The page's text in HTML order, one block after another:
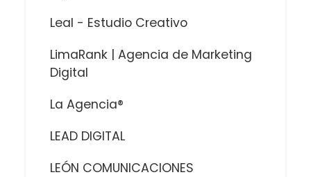
Leal - Estudio Creativo
LimaRank | Agencia de Marketing
Digital
La Agencia®
LEAD DIGITAL
LEÓN COMUNICACIONES